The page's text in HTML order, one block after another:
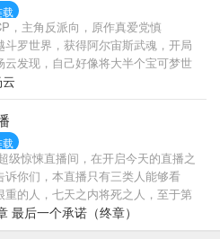
，主角反派向，原作真爱党慎
斗罗世界，获得阿尔宙斯武魂，开局
云发现，自己好像将大半个宝可梦世
比比东：待到你成神之日，我也终
为你温茶，侍奉左右。千道流：此子
级惊悚直播间，在开启今天的直播之
诉你们，本直播只有三类人能够看
重的人，七天之内将死之人，至于第
说，只能给你们一个忠告——小心身
最后一个承诺（终章）